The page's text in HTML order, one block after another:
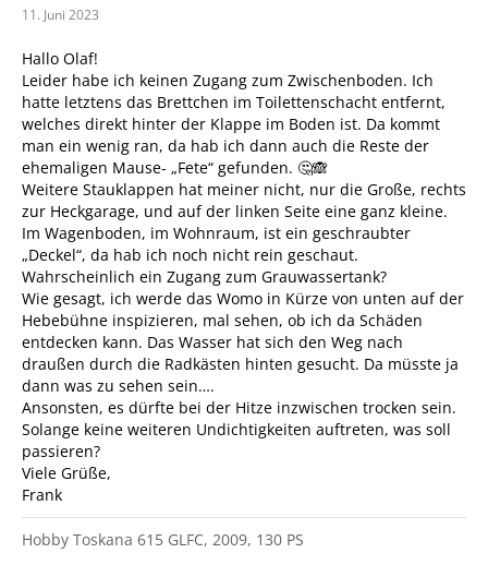
11. Juni 2023
Hallo Olaf!
Leider habe ich keinen Zugang zum Zwischenboden. Ich
hatte letztens das Brettchen im Toilettenschacht entfernt,
welches direkt hinter der Klappe im Boden ist. Da kommt
man ein wenig ran, da hab ich dann auch die Reste der
ehemaligen Mause- „Fete“ gefunden. 🤔🙈
Weitere Stauklappen hat meiner nicht, nur die Große, rechts
zur Heckgarage, und auf der linken Seite eine ganz kleine.
Im Wagenboden, im Wohnraum, ist ein geschraubter
„Deckel“, da hab ich noch nicht rein geschaut.
Wahrscheinlich ein Zugang zum Grauwassertank?
Wie gesagt, ich werde das Womo in Kürze von unten auf der
Hebebühne inspizieren, mal sehen, ob ich da Schäden
entdecken kann. Das Wasser hat sich den Weg nach
draußen durch die Radkästen hinten gesucht. Da müsste ja
dann was zu sehen sein….
Ansonsten, es dürfte bei der Hitze inzwischen trocken sein.
Solange keine weiteren Undichtigkeiten auftreten, was soll
passieren?
Viele Grüße,
Frank
Hobby Toskana 615 GLFC, 2009, 130 PS